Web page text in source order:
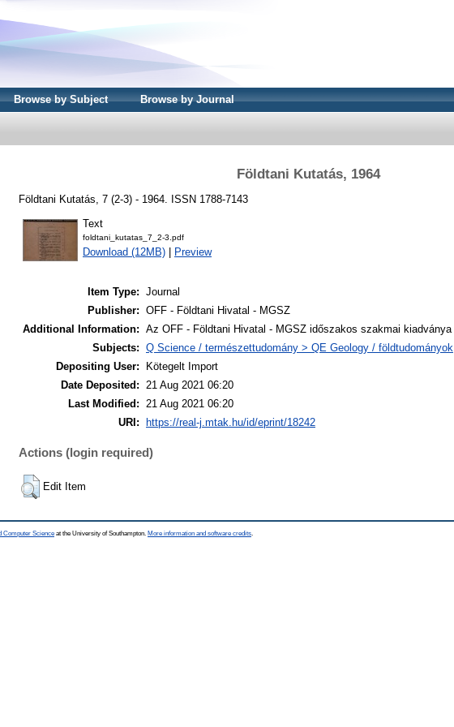
Browse by Subject Browse by Journal
Földtani Kutatás, 1964
Földtani Kutatás, 7 (2-3) - 1964. ISSN 1788-7143
Text
foldtani_kutatas_7_2-3.pdf
Download (12MB) Preview
Item Type: Journal
Publisher: OFF - Földtani Hivatal - MGSZ
Additional Information: Az OFF - Földtani Hivatal - MGSZ időszakos szakmai kiadványa
Subjects: Q Science / természettudomány > QE Geology / földtudományok
Depositing User:
Kötegelt Import
Date Deposited: 21 Aug 2021 06:20
Last Modified: 21 Aug 2021 06:20
URI:
https://real-j.mtak.hu/id/eprint/18242
Actions (login required)
Edit Item
Computer Science at the University of Southampton. More information and software credits